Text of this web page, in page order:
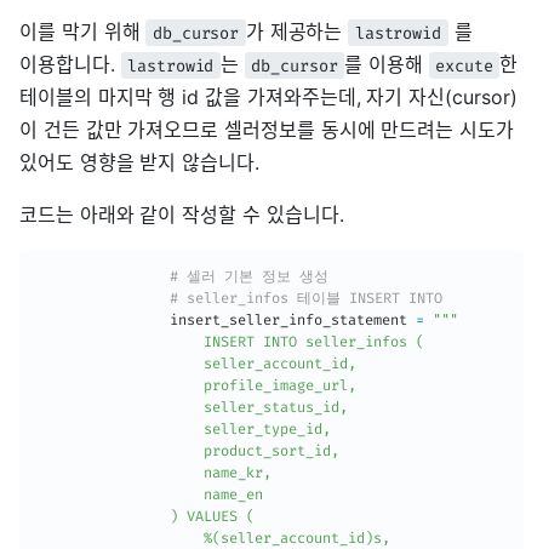
이를 막기 위해 db_cursor 가 제공하는 lastrowid
를
이용합니다.
lastrowid 는 db_cursor 를 이용해 excute 한
테이블의 마지막 행 id 값을 가져와주는데, 자기 자신(cursor)
이 건든 값만 가져오므로 셀러정보를 동시에 만드려는 시도가
있어도 영향을 받지 않습니다.
코드는 아래와 같이 작성할 수 있습니다.
# 셀러 기본 정보 생성
# seller_infos 테이블 INSERT INTO
                insert_seller_info_statement
=
"""
                    INSERT INTO seller_infos (
                    seller_account_id,
                    profile_image_url,
                    seller_status_id,
                    seller_type_id,
                    product_sort_id,
                    name_kr,
                    name_en
                ) VALUES (
                    %(seller_account_id)s,